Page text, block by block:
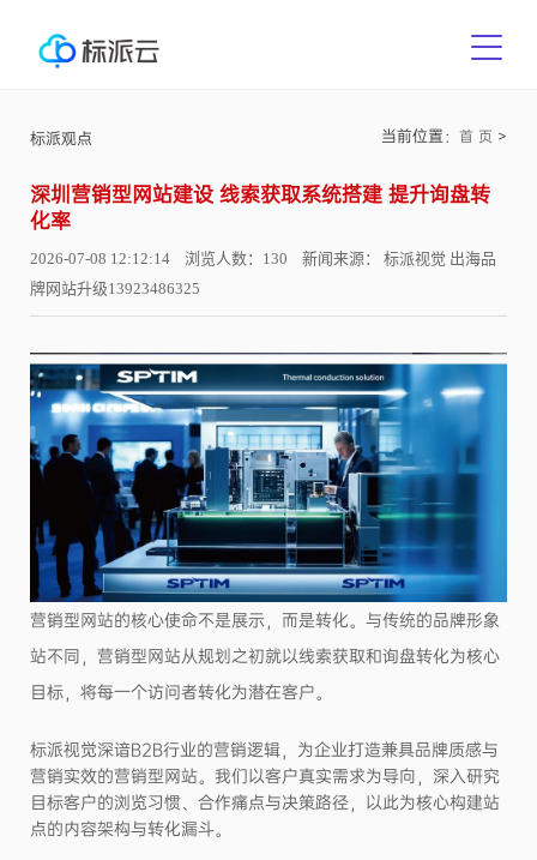
标派观点 当前位置： 首 页 >
深圳营销型网站建设 线索获取系统搭建 提升询盘转
化率
2026-07-08 12:12:14 浏览人数：130 新闻来源： 标派视觉 出海品
牌网站升级13923486325
营销型网站的核心使命不是展示，而是转化。与传统的品牌形象
站不同，营销型网站从规划之初就以线索获取和询盘转化为核心
目标，将每一个访问者转化为潜在客户。
标派视觉深谙B2B行业的营销逻辑，为企业打造兼具品牌质感与
营销实效的营销型网站。我们以客户真实需求为导向，深入研究
目标客户的浏览习惯、合作痛点与决策路径，以此为核心构建站
点的内容架构与转化漏斗。